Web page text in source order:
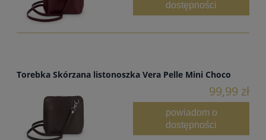
dostępności
Torebka Skórzana listonoszka Vera Pelle Mini Choco
99,99 zł
powiadom o
dostępności